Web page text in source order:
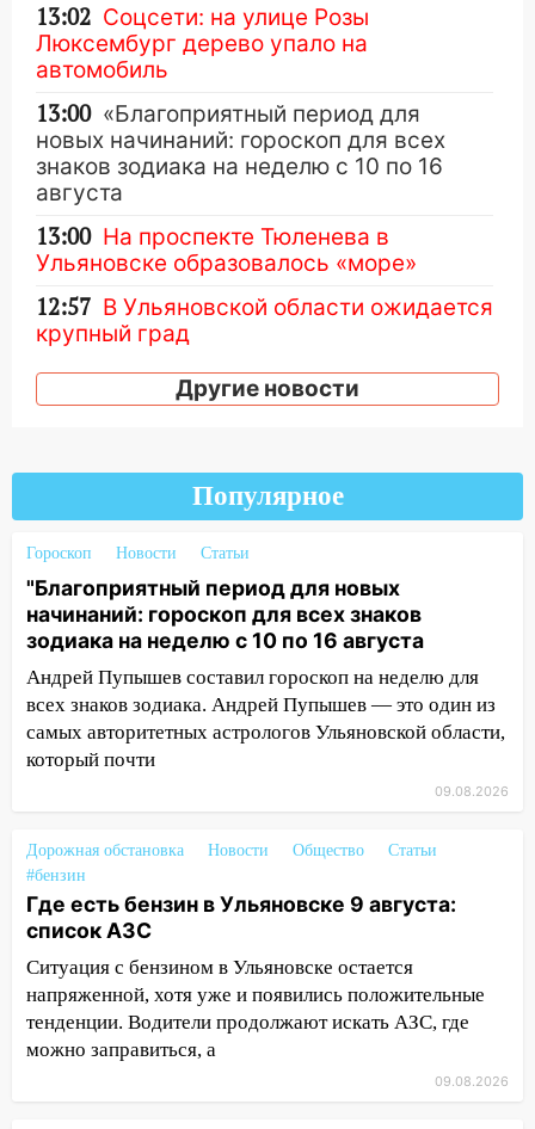
13:02 Соцсети: на улице Розы
Люксембург дерево упало на
автомобиль
13:00 «Благоприятный период для
новых начинаний: гороскоп для всех
знаков зодиака на неделю с 10 по 16
августа
13:00 На проспекте Тюленева в
Ульяновске образовалось «море»
12:57 В Ульяновской области ожидается
крупный град
12:11 Где есть бензин в Ульяновске 9
августа: список АЗС
машину во время сильного ливня в
11:00
В Ульяновской области люди в
СНТ сидят без света
10:13 Прокуратура подвела итоги
недели в Ульяновской области
09:18 Из-за ливня заблокировано
движение трамваев в Ульяновске
09:15 Ураган, изнасилование ребенка,
автоподставы и атака беспилотников:
08:20
трамвайную и троллейбусную
инфраструктуру после шторма.
08:19 Внимание! В Цильнинском районе
пропал 67-летний мужчина
08:11
На Ульяновск снова надвигается
Другие новости
Популярное
Гороскоп Новости Статьи
"Благоприятный период для новых
начинаний: гороскоп для всех знаков
зодиака на неделю с 10 по 16 августа
Андрей Пупышев составил гороскоп на неделю для
всех знаков зодиака. Андрей Пупышев — это один из
самых авторитетных астрологов Ульяновской области,
который почти
09.08.2026
Дорожная обстановка Новости Общество
Статьи
#бензин
Где есть бензин в Ульяновске 9 августа:
список АЗС
Ситуация с бензином в Ульяновске остается
напряженной, хотя уже и появились положительные
тенденции. Водители продолжают искать АЗС, где
можно заправиться, а
09.08.2026